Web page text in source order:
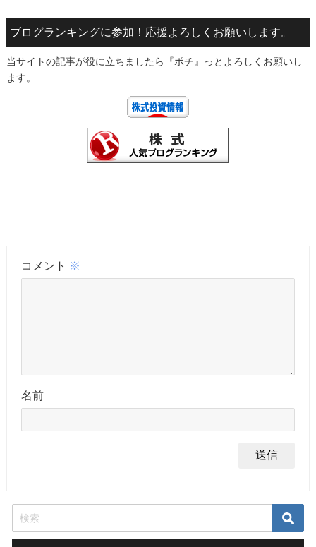
ブログランキングに参加！応援よろしくお願いします。
当サイトの記事が役に立ちましたら『ポチ』っとよろしくお願いし
ます。
コメント ※
名前